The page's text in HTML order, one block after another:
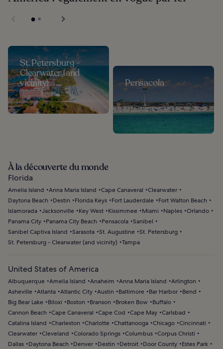
St. Petersburg -
Clearwater (and
vicinity)
Pensacola
À la découverte du monde
Florida
Amelia Island Anna Maria Island Cape Canaveral
Clearwater
Daytona Beach
Destin Florida Keys Fort Lauderdale
Fort Walton Beach
Islamorada Jacksonville Key West Kissimmee Miami Naples Orlando
Panama City
Panama City Beach Pensacola Sanibel
Sanibel Captiva Island
Sarasota St. Augustine St. Petersburg
St. Petersburg - Clearwater (and vicinity)
Tampa
United States of America
Albuquerque Amelia Island Anaheim Anna Maria Island
Arlington
Asheville Atlanta Atlantic City Austin Baltimore Bar Harbor
Bend
Big Bear Lake
Biloxi Boston Branson Broken Bow
Buffalo
Cannon Beach
Cape Canaveral Cape Cod Cape May Carlsbad
Catalina Island
Charleston Charlotte Chattanooga Chicago Cincinnati
Clearwater Cleveland Colorado Springs Columbus Corpus Christi
Dallas
Daytona Beach Denver Destin Detroit Door County
Estes Park